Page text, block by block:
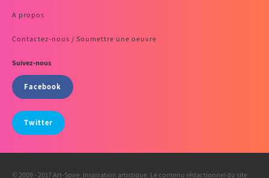
A propos
Contactez-nous / Soumettre une oeuvre
Suivez-nous
Facebook
Twitter
© 2009 - 2017 Art-Spire, Inspiration artistique. Le contenu rédactionnel du site